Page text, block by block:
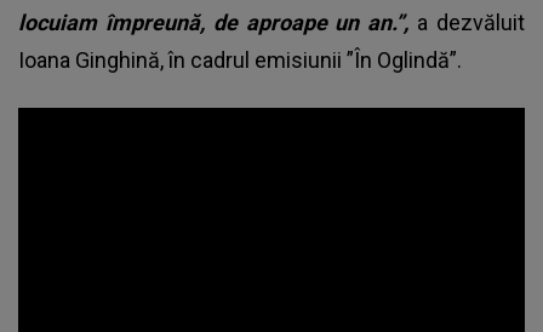
locuiam împreună, de aproape un an.”, a dezvăluit
Ioana Ginghină, în cadrul emisiunii ”În Oglindă”.